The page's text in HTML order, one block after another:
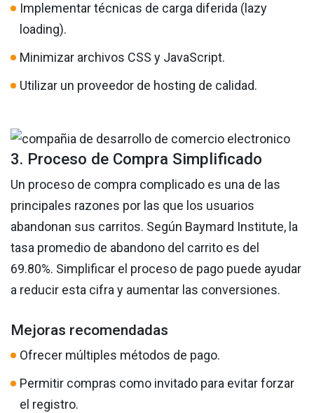
Implementar técnicas de carga diferida (lazy
loading).
Minimizar archivos CSS y JavaScript.
Utilizar un proveedor de hosting de calidad.
3. Proceso de Compra Simplificado
Un proceso de compra complicado es una de las
principales razones por las que los usuarios
abandonan sus carritos. Según Baymard Institute, la
tasa promedio de abandono del carrito es del
69.80%. Simplificar el proceso de pago puede ayudar
a reducir esta cifra y aumentar las conversiones.
Mejoras recomendadas
Ofrecer múltiples métodos de pago.
Permitir compras como invitado para evitar forzar
el registro.